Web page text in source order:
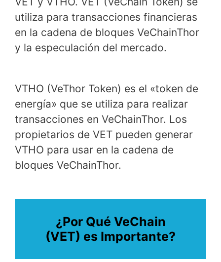
utiliza para transacciones financieras
en la cadena de bloques VeChainThor
y la especulación del mercado.
VTHO (VeThor Token) es el «token de
energía» que se utiliza para realizar
transacciones en VeChainThor. Los
propietarios de VET pueden generar
VTHO para usar en la cadena de
bloques VeChainThor.
¿Por Qué VeChain
(VET) es Importante?